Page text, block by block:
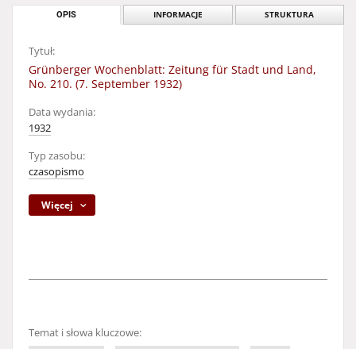
OPIS INFORMACJE STRUKTURA
Tytuł:
Grünberger Wochenblatt: Zeitung für Stadt und Land,
No. 210. (7. September 1932)
Data wydania:
1932
Typ zasobu:
czasopismo
Więcej
Temat i słowa kluczowe: